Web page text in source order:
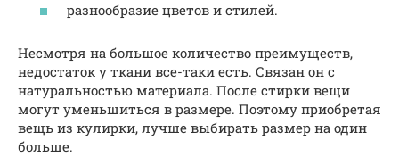
разнообразие цветов и стилей.
Несмотря на большое количество преимуществ,
недостаток у ткани все-таки есть. Связан он с
натуральностью материала. После стирки вещи
могут уменьшиться в размере. Поэтому приобретая
вещь из кулирки, лучше выбирать размер на один
больше.